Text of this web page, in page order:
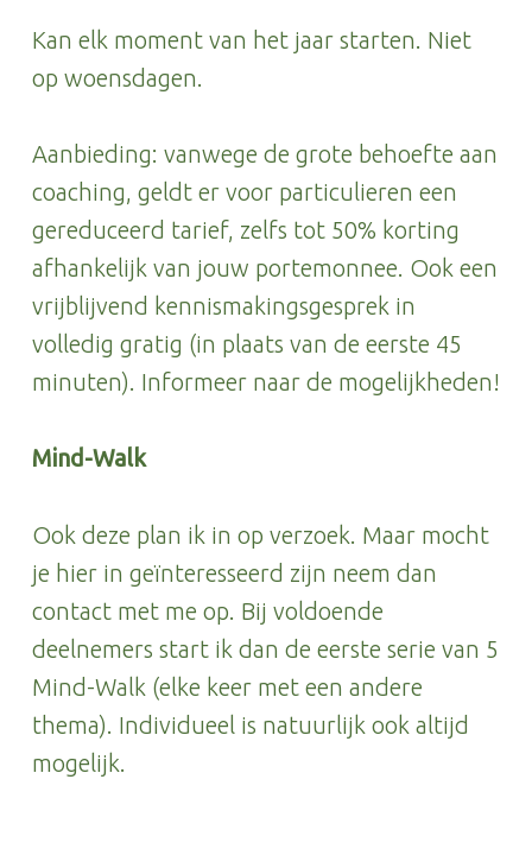
Kan elk moment van het jaar starten. Niet
op woensdagen.
Aanbieding: vanwege de grote behoefte aan
coaching, geldt er voor particulieren een
gereduceerd tarief, zelfs tot 50% korting
afhankelijk van jouw portemonnee. Ook een
vrijblijvend kennismakingsgesprek in
volledig gratig (in plaats van de eerste 45
minuten). Informeer naar de mogelijkheden!
Mind-Walk
Ook deze plan ik in op verzoek. Maar mocht
je hier in geïnteresseerd zijn neem dan
contact met me op. Bij voldoende
deelnemers start ik dan de eerste serie van 5
Mind-Walk (elke keer met een andere
thema). Individueel is natuurlijk ook altijd
mogelijk.